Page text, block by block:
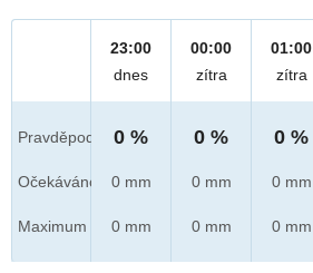
Pravděpod.
Očekáváno
Maximum
23:00
dnes
0 %
0 mm
0 mm
00:00
zítra
0 %
0 mm
0 mm
01:00
zítra
0 %
0 mm
0 mm